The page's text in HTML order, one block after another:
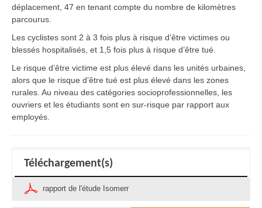
déplacement, 47 en tenant compte du nombre de kilomètres
parcourus.
Les cyclistes sont 2 à 3 fois plus à risque d’être victimes ou
blessés hospitalisés, et 1,5 fois plus à risque d’être tué.
Le risque d’être victime est plus élevé dans les unités urbaines,
alors que le risque d’être tué est plus élevé dans les zones
rurales. Au niveau des catégories socioprofessionnelles, les
ouvriers et les étudiants sont en sur-risque par rapport aux
employés.
Téléchargement(s)
rapport de l'étude Isomerr